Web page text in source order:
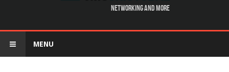
Networking and more
MENU